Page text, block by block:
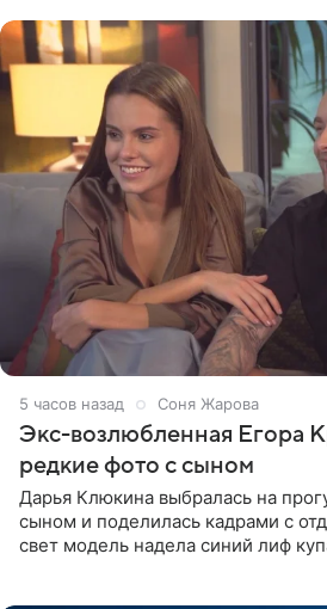
5 часов назад Соня Жарова
Экс-возлюбленная Егора
редкие фото с сыном
Дарья Клюкина выбралась на
сыном и поделилась кадрами с
свет модель надела синий лиф